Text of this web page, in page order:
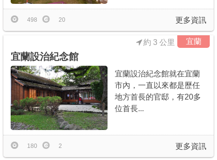
更多資訊
498 20
宜蘭
宜蘭設治紀念館
約 3 公里
宜蘭設治紀念館就在宜蘭
市內，一直以來都是歷任
地方首長的官邸，有20多
位首長...
更多資訊
180 2